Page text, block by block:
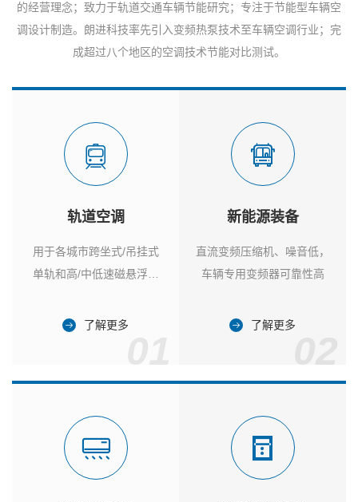
的经营理念；致力于轨道交通车辆节能研究；专注于节能型车辆空
调设计制造。朗进科技率先引入变频热泵技术至车辆空调行业；完
成超过八个地区的空调技术节能对比测试。
轨道空调
用于各城市跨坐式/吊挂式
单轨和高/中低速磁悬浮列
了解更多
新能源装备
直流变频压缩机、噪音低，
车辆专用变频器可靠性高
了解更多